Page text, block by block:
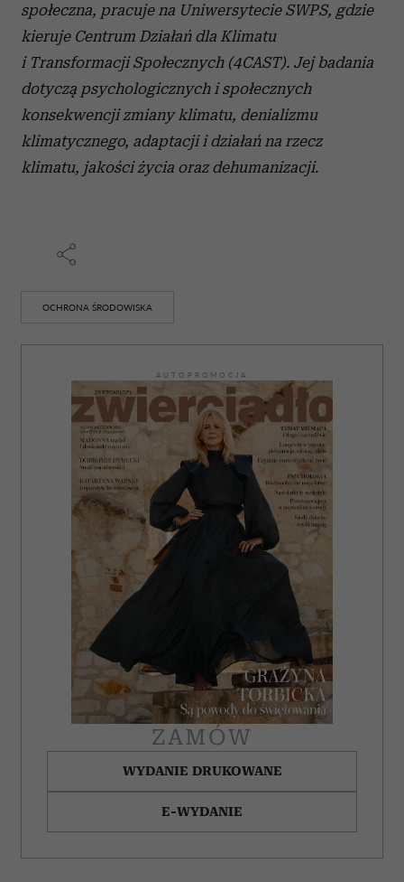
społeczna, pracuje na Uniwersytecie SWPS, gdzie
kieruje Centrum Działań dla Klimatu
i Transformacji Społecznych (4CAST). Jej badania
dotyczą psychologicznych i społecznych
konsekwencji zmiany klimatu, denializmu
klimatycznego, adaptacji i działań na rzecz
klimatu, jakości życia oraz dehumanizacji.
OCHRONA ŚRODOWISKA
AUTOPROMOCJA
ZAMÓW
WYDANIE DRUKOWANE
E-WYDANIE